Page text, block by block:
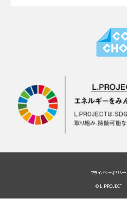
プライバシーポリシー
© L.PROJECT